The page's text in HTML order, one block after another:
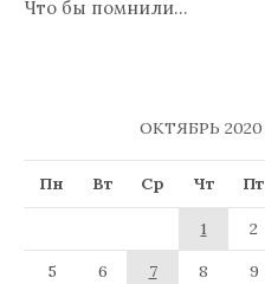
Что бы помнили…
ОКТЯБРЬ 2020
Пн Вт Ср Чт Пт
1 2
5
6 7 8 9